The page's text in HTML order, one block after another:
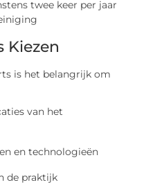
twee keer per jaar
Kiezen
is het belangrijk om
van het
en technologieën
de praktijk